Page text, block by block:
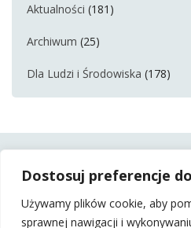
Dostosuj preferencje
Używamy plików cookie, aby
sprawnej nawigacji i
Aktualności (181)
Archiwum (25)
Dla Ludzi i Środowiska (178)